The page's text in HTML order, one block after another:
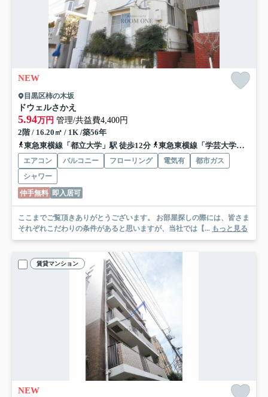
NEW
目黒区柿の木坂
ドウェルさかえ
5.94万円 管理/共益費4,400円
2階 / 16.20㎡ / 1K /築56年
東急東横線「都立大学」駅 徒歩12分
東急東横線「学芸大学」駅 徒歩16分
エアコン バルコニー フローリング 電気有
都市ガス
シャワー
仲手無料 即入居可
ここまでご覧頂きありがとうございます。 お部屋探しの際には、皆さま
それぞれこだわりの条件があると思いますが、当社では【... もっと見る
賃貸マンション
NEW